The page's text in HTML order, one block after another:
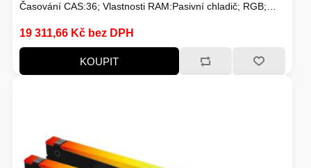
VOLNÝ ČAS
PRAČKY
Časování CAS:36; Vlastnosti RAM:Pasivní chladič; RGB;
19 311,66 Kč bez DPH
KOUPIT